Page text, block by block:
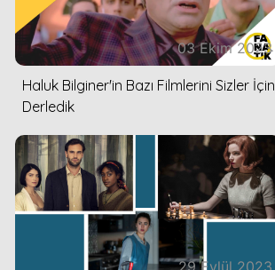
03 Ekim 2023
Haluk Bilginer'in Bazı Filmlerini Sizler İçin
Derledik
29 Eylül 2023